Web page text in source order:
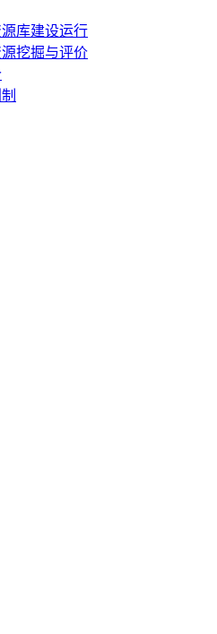
库建设运行
挖掘与评价